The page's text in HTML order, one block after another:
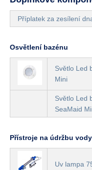
Příplatek za zesílení
Osvětlení bazénu
Světlo Led
Mini
Světlo Led
SeaMaid
Přístroje na údržbu vody
Uv lampa